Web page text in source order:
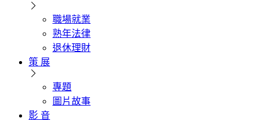
職場就業
熟年法律
退休理財
策 展
專題
圖片故事
影 音